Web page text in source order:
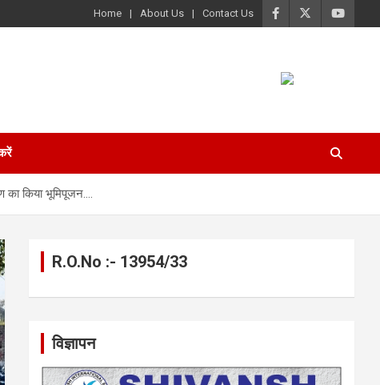
Home About Us Contact Us
का किया भूमिपूजन….
R.O.No :- 13954/33
विज्ञापन